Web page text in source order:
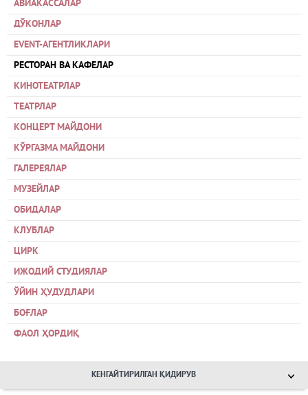
АВИАКАССАЛАР
ДЎКОНЛАР
EVENT-АГЕНТЛИКЛАРИ
РЕСТОРАН ВА КАФЕЛАР
КИНОТЕАТРЛАР
ТЕАТРЛАР
КОНЦЕРТ МАЙДОНИ
КЎРГАЗМА МАЙДОНИ
ГАЛЕРЕЯЛАР
МУЗЕЙЛАР
ОБИДАЛАР
КЛУБЛАР
ЦИРК
ИЖОДИЙ СТУДИЯЛАР
ЎЙИН ҲУДУДЛАРИ
БОҒЛАР
ФАОЛ ҲОРДИҚ
КЕНГАЙТИРИЛГАН ҚИДИРУВ